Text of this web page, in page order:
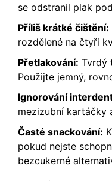
se odstranil plak
Příliš krátké čištění:
rozdělené na čtyři
Přetlakování: Tvrdý
Použijte jemný,
Ignorování
mezizubní kartáčky
Časté snackování:
pokud nejste
bezcukerné